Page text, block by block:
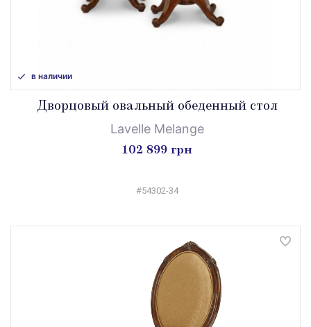
в наличии
Дворцовый овальный обеденный стол
Lavelle Melange
102 899 грн
#54302-34